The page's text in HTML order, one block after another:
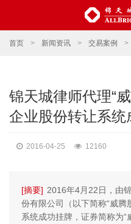
首页 > 新闻资讯 > 交易案例 >
锦天城律师代理“
企业股份转让系统
2016-04-25 12160
[摘要] 2016年4月22日，由
份有限公司（以下简称“威腾
系统成功挂牌，证券简称为“